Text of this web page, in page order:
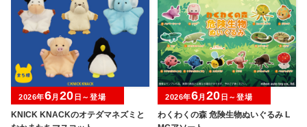
KNICK KNACKのオテダマネズミと
2026年6月 20 日～登場
わくわくの森 危険生物ぬいぐるみ L
2026年6月 20 日～登場